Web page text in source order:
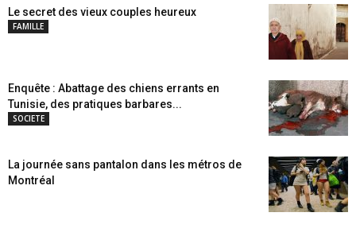
Le secret des vieux couples heureux
FAMILLE
Enquête : Abattage des chiens errants en
Tunisie, des pratiques barbares...
SOCIETE
La journée sans pantalon dans les métros de
Montréal